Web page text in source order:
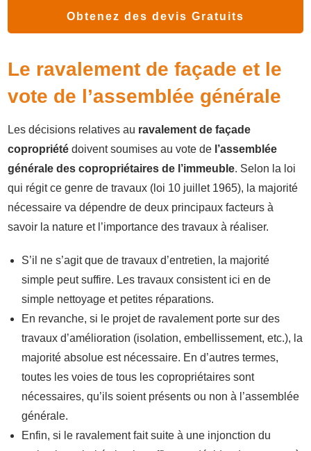
Obtenez des devis Gratuits
Le ravalement de façade et le
vote de l’assemblée générale
Les décisions relatives au ravalement de façade
copropriété doivent soumises au vote de l’assemblée
générale des copropriétaires de l’immeuble. Selon la loi
qui régit ce genre de travaux (loi 10 juillet 1965), la majorité
nécessaire va dépendre de deux principaux facteurs à
savoir la nature et l’importance des travaux à réaliser.
S’il ne s’agit que de travaux d’entretien, la majorité
simple peut suffire. Les travaux consistent ici en de
simple nettoyage et petites réparations.
En revanche, si le projet de ravalement porte sur des
travaux d’amélioration (isolation, embellissement, etc.), la
majorité absolue est nécessaire. En d’autres termes,
toutes les voies de tous les copropriétaires sont
nécessaires, qu’ils soient présents ou non à l’assemblée
générale.
Enfin, si le ravalement fait suite à une injonction du